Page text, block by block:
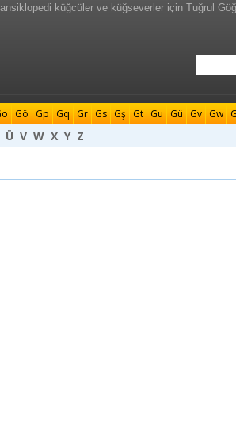
küğcüler ve küğseverler için Tuğrul
Gö Gp Gq Gr Gs Gş Gt Gu Gü Gv Gw
Ü V W X Y Z